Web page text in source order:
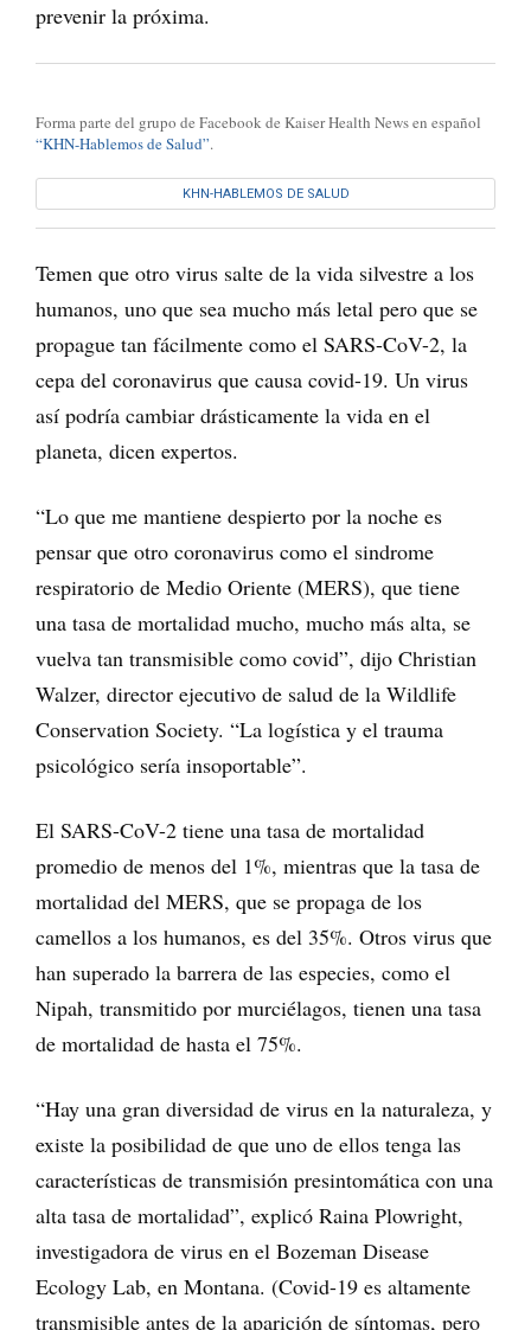
prevenir la próxima.
Forma parte del grupo de Facebook de Kaiser Health News en español
“KHN-Hablemos de Salud”.
KHN-HABLEMOS DE SALUD
Temen que otro virus salte de la vida silvestre a los
humanos, uno que sea mucho más letal pero que se
propague tan fácilmente como el SARS-CoV-2, la
cepa del coronavirus que causa covid-19. Un virus
así podría cambiar drásticamente la vida en el
planeta, dicen expertos.
“Lo que me mantiene despierto por la noche es
pensar que otro coronavirus como el sindrome
respiratorio de Medio Oriente (MERS), que tiene
una tasa de mortalidad mucho, mucho más alta, se
vuelva tan transmisible como covid”, dijo Christian
Walzer, director ejecutivo de salud de la Wildlife
Conservation Society. “La logística y el trauma
psicológico sería insoportable”.
El SARS-CoV-2 tiene una tasa de mortalidad
promedio de menos del 1%, mientras que la tasa de
mortalidad del MERS, que se propaga de los
camellos a los humanos, es del 35%. Otros virus que
han superado la barrera de las especies, como el
Nipah, transmitido por murciélagos, tienen una tasa
de mortalidad de hasta el 75%.
“Hay una gran diversidad de virus en la naturaleza, y
existe la posibilidad de que uno de ellos tenga las
características de transmisión presintomática con una
alta tasa de mortalidad”, explicó Raina Plowright,
investigadora de virus en el Bozeman Disease
Ecology Lab, en Montana. (Covid-19 es altamente
transmisible antes de la aparición de síntomas, pero